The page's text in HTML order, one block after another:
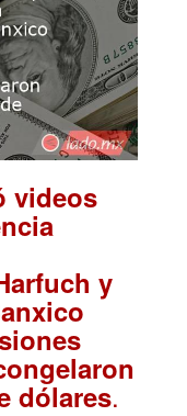
videos
y
dólares.